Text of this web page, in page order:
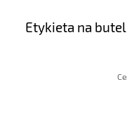
Etykieta na